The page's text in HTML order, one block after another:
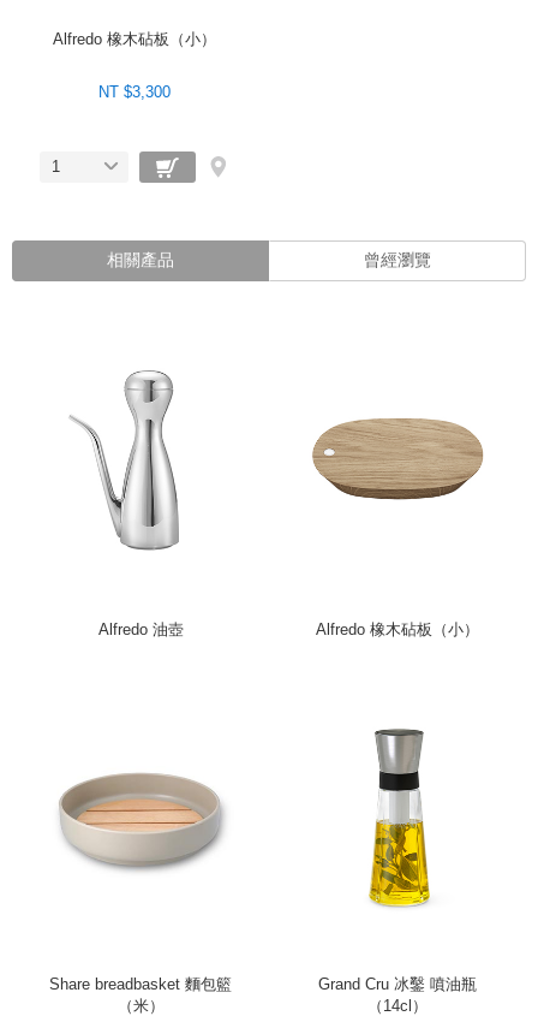
Alfredo 橡木砧板（小）
NT $3,300
1
相關產品 曾經瀏覽
Alfredo 油壺 Alfredo 橡木砧板（小）
Share breadbasket 麵包籃
（米）
Grand Cru 冰鑿 噴油瓶
（14cl）